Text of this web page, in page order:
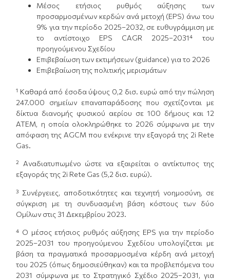
Μέσος ετήσιος ρυθμός αύξησης των
προσαρμοσμένων κερδών ανά μετοχή (EPS) άνω του
9% για την περίοδο 2025–2032, σε ευθυγράμμιση με
το αντίστοιχο EPS CAGR 2025–2031⁴ του
προηγούμενου Σχεδίου
Επιβεβαίωση των εκτιμήσεων (guidance) για το 2026
Επιβεβαίωση της πολιτικής μερισμάτων
¹ Καθαρά από έσοδα ύψους 0,2 δισ. ευρώ από την πώληση
247.000 σημείων επαναπαράδοσης που σχετίζονται με
δίκτυα διανομής φυσικού αερίου σε 100 δήμους και 12
ATEM, η οποία ολοκληρώθηκε το 2026 σύμφωνα με την
απόφαση της AGCM που ενέκρινε την εξαγορά της 2i Rete
Gas.
² Αναδιατυπωμένο ώστε να εξαιρείται ο αντίκτυπος της
εξαγοράς της 2i Rete Gas (5,2 δισ. ευρώ).
³ Συνέργειες, αποδοτικότητες και τεχνητή νοημοσύνη, σε
σύγκριση με τη συνδυασμένη βάση κόστους των δύο
Ομίλων στις 31 Δεκεμβρίου 2023.
⁴ Ο μέσος ετήσιος ρυθμός αύξησης EPS για την περίοδο
2025–2031 του προηγούμενου Σχεδίου υπολογίζεται με
βάση τα πραγματικά προσαρμοσμένα κέρδη ανά μετοχή
του 2025 (όπως δημοσιεύθηκαν) και τα προβλεπόμενα του
2031 σύμφωνα με το Στρατηγικό Σχέδιο 2025–2031, για